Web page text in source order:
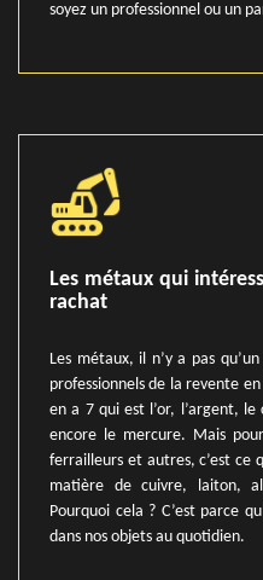
soyez un professionnel ou un
Les métaux qui
rachat
Les métaux, il n’y a pas
professionnels de la revente
en a 7 qui est l’or, l’argent,
encore le mercure. Mais
ferrailleurs et autres, c’est ce
matière de cuivre, laiton,
Pourquoi cela ? C’est parce
dans nos objets au quotidien.